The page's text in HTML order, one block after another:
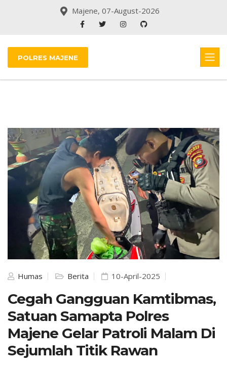
Majene, 07-August-2026
POLRES MAJENE
Humas Berita 10-April-2025
Cegah Gangguan Kamtibmas,
Satuan Samapta Polres
Majene Gelar Patroli Malam Di
Sejumlah Titik Rawan